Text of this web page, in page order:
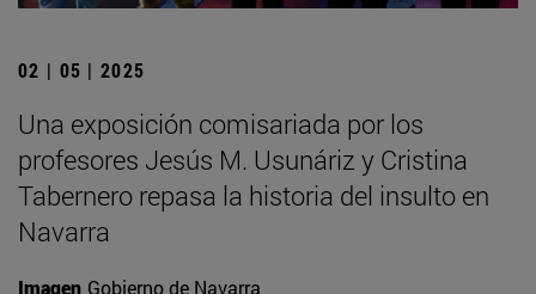
02 | 05 | 2025
Una exposición comisariada por los
profesores Jesús M. Usunáriz y Cristina
Tabernero repasa la historia del insulto en
Navarra
Imagen Gobierno de Navarra